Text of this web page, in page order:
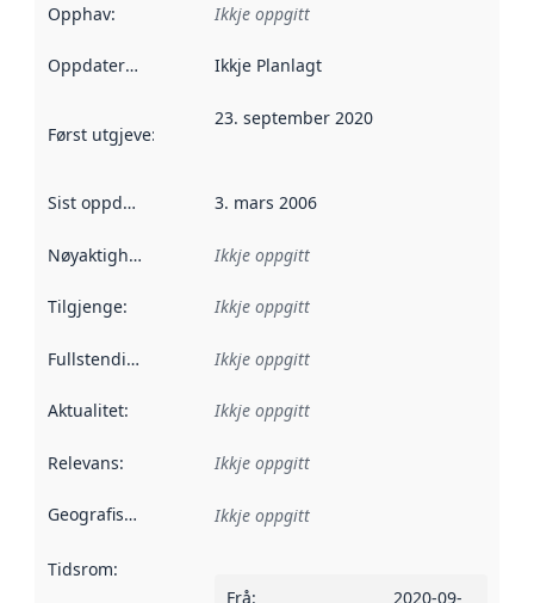
Opphav: Ikkje oppgitt
Oppdateringsfrekvens :
Ikkje Planlagt
Først utgjeve: Denne datoen seier når dataa i dette
23. september 2020
Sist oppdatert 3. mars 2006
Nøyaktigheit Ikkje oppgitt
Tilgjenge: Ikkje oppgitt
Fullstendigheit Ikkje oppgitt
Aktualitet: Ikkje oppgitt
Relevans: Ikkje oppgitt
Geografisk område Ikkje oppgitt
Tidsrom:
Frå: 2020-09-